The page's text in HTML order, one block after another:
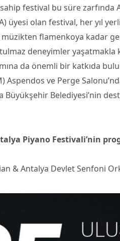
festival bu süre zarfında
üyesi olan festival, her yıl
flamenkoya kadar
deneyimler yaşatmakla
da önemli bir katkıda
Aspendos ve Perge
Büyükşehir Belediyesi’nin
Piyano Festivali’nin
& Antalya Devlet Senfoni